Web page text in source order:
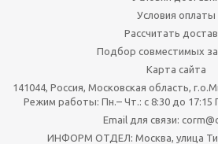
Условия оплаты
Рассчитать
Подбор совместимых
Карта сайта
141044, Россия, Московская область,
Режим работы: Пн.– Чт.: с 8:30 до 17:15
Email для связи:
ИНФОРМ ОТДЕЛ: Москва, улица